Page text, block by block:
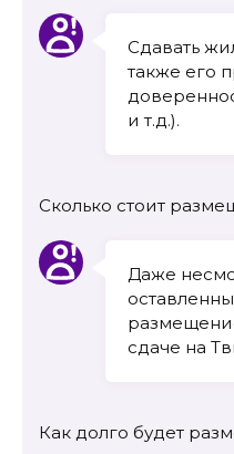
Сдавать
также его
и т.д.).
Сколько стоит
Даже
сдаче на
Как долго будет